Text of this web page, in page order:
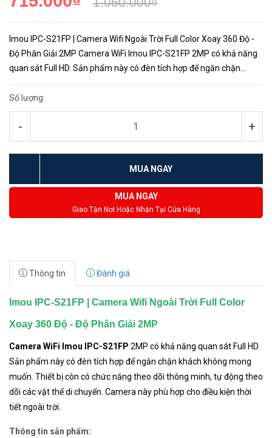
Imou IPC-S21FP | Camera Wifi Ngoài Trời Full Color Xoay 360 Độ -
Độ Phân Giải 2MP Camera WiFi Imou IPC-S21FP 2MP có khả năng
quan sát Full HD. Sản phẩm này có đèn tích hợp để ngăn chặn
thôn...
Số lượng:
- +
MUA NGAY
MUA NGAY
Giao Tận Nơi Hoặc Nhận Tại Cửa Hàng
Thông tin Đánh giá
Imou IPC-S21FP | Camera Wifi Ngoài Trời Full Color
Xoay 360 Độ - Độ Phân Giải 2MP
Camera WiFi Imou IPC-S21FP 2MP có khả năng quan sát Full HD.
Sản phẩm này có đèn tích hợp để ngăn chặn khách không mong
muốn. Thiết bị còn có chức năng theo dõi thông minh, tự động theo
dõi các vật thể di chuyển. Camera này phù hợp cho điều kiện thời
tiết ngoài trời.
Thông tin sản phẩm: